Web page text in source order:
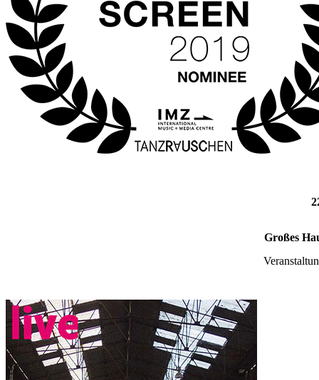
Großes